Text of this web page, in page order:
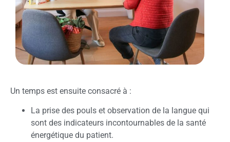
Un temps est ensuite consacré à :
La prise des pouls et observation de la langue qui
sont des indicateurs incontournables de la santé
énergétique du patient.